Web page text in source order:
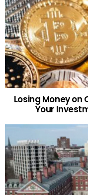
Losing Money on
Your